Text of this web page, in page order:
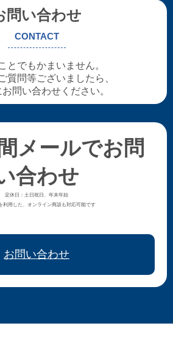
問い合わせ
CONTACT
とでもかまいません。
質問等ございましたら、
問い合わせください。
メールでお問
合わせ
定休日：土日祝日、年末年始
利用した、オンライン商談も対応可能です
お問い合わせ